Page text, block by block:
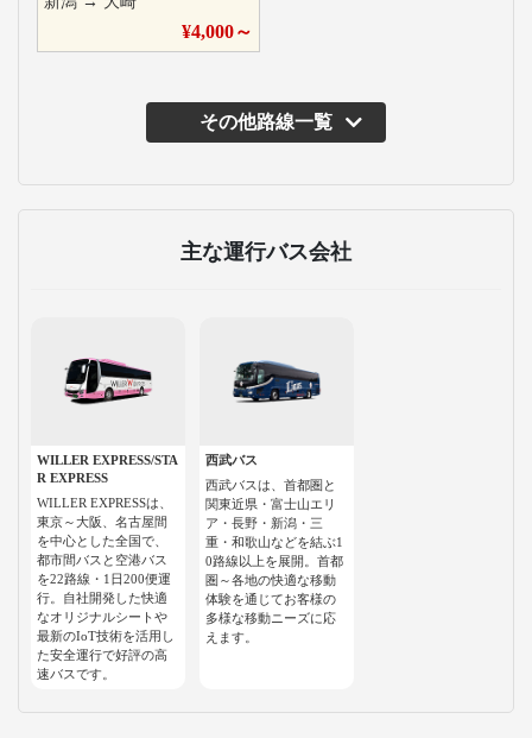
¥4,000～
その他路線一覧
主な運行バス会社
WILLER EXPRESS/STA
R EXPRESS
WILLER EXPRESSは、
東京～大阪、名古屋間
を中心とした全国で、
都市間バスと空港バス
を22路線・1日200便運
行。自社開発した快適
なオリジナルシートや
最新のIoT技術を活用し
た安全運行で好評の高
速バスです。
西武バス
西武バスは、首都圏と
関東近県・富士山エリ
ア・長野・新潟・三
重・和歌山などを結ぶ1
0路線以上を展開。首都
圏～各地の快適な移動
体験を通じてお客様の
多様な移動ニーズに応
えます。